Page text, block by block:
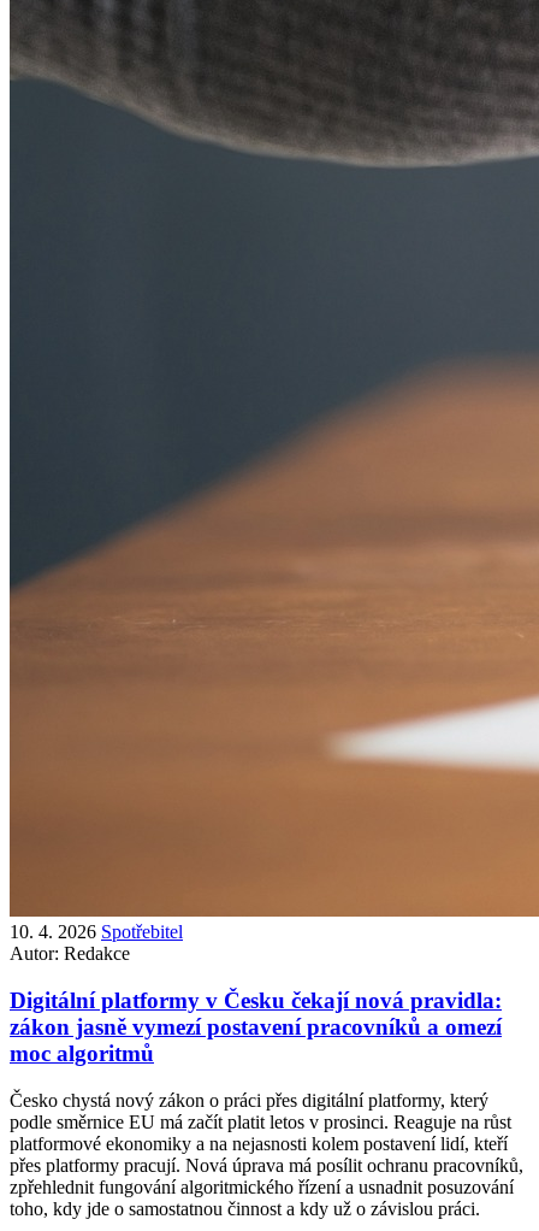
10. 4. 2026 Spotřebitel
Autor: Redakce
Digitální platformy v Česku čekají nová pravidla:
zákon jasně vymezí postavení pracovníků a omezí
moc algoritmů
Česko chystá nový zákon o práci přes digitální platformy, který
podle směrnice EU má začít platit letos v prosinci. Reaguje na růst
platformové ekonomiky a na nejasnosti kolem postavení lidí, kteří
přes platformy pracují. Nová úprava má posílit ochranu pracovníků,
zpřehlednit fungování algoritmického řízení a usnadnit posuzování
toho, kdy jde o samostatnou činnost a kdy už o závislou práci.